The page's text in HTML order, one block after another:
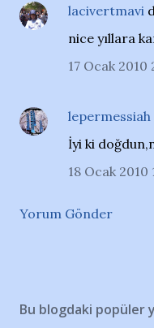
lacivertmavi
nice yıllara
17 Ocak 2010
lepermessiah
İyi ki
18 Ocak 2010
Yorum Gönder
Bu blogdaki popüler